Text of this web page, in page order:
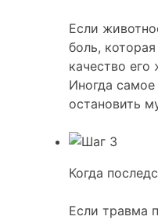
Если
боль,
качество его
Иногда
остановить
Когда
Если травма